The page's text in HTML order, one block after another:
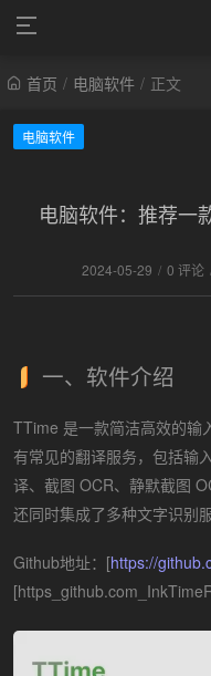
首页 / 电脑软件 / 正文
电脑软件
电脑软件：推荐一
2024-05-29 / 0 评论
一、软件介绍
TTime 是一款简洁高效的输
有常见的翻译服务，包括输
译、截图 OCR、静默截图
还同时集成了多种文字识别
Github地址：[https://